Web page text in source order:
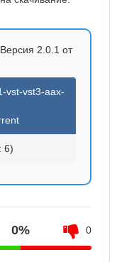
2.0.1 от
vst-vst3-aax-
6)
0% 0